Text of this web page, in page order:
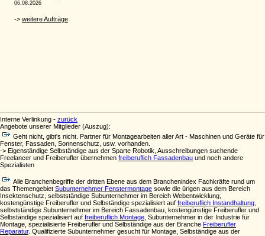
Interne Verlinkung - zurück
Angebote unserer Mitglieder (Auszug):
Geht nicht, gibt's nicht. Partner für Montagearbeiten aller Art - Maschinen und Geräte für
Fenster, Fassaden, Sonnenschutz, usw. vorhanden.
-> Eigenständige Selbständige aus der Sparte Robotik, Ausschreibungen suchende
Freelancer und Freiberufler übernehmen freiberuflich Fassadenbau und noch andere
Spezialisten
Alle Branchenbegriffe der dritten Ebene aus dem Branchenindex Fachkräfte rund um
das Themengebiet Subunternehmer Fenstermontage sowie die ürigen aus dem Bereich
Insektenschutz, selbstständige Subunternehmer im Bereich Webentwicklung,
kostengünstige Freiberufler und Selbständige spezialisiert auf freiberuflich Instandhaltung
selbstständige Subunternehmer im Bereich Fassadenbau, kostengünstige Freiberufler und
Selbständige spezialisiert auf freiberuflich Montage , Subunternehmer in der Industrie für
Montage, spezialisierte Freiberufler und Selbständige aus der Branche Freiberufler
Reparatur. Qualifizierte Subunternehmer gesucht für Montage, Selbständige aus der